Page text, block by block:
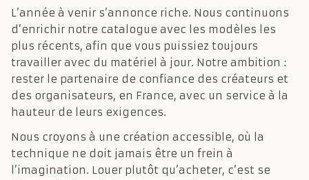
L’année à venir s’annonce riche. Nous continuons
d’enrichir notre catalogue avec les modèles les
plus récents, afin que vous puissiez toujours
travailler avec du matériel à jour. Notre ambition :
rester le partenaire de confiance des créateurs et
des organisateurs, en France, avec un service à la
hauteur de leurs exigences.
Nous croyons à une création accessible, où la
technique ne doit jamais être un frein à
l’imagination. Louer plutôt qu’acheter, c’est se